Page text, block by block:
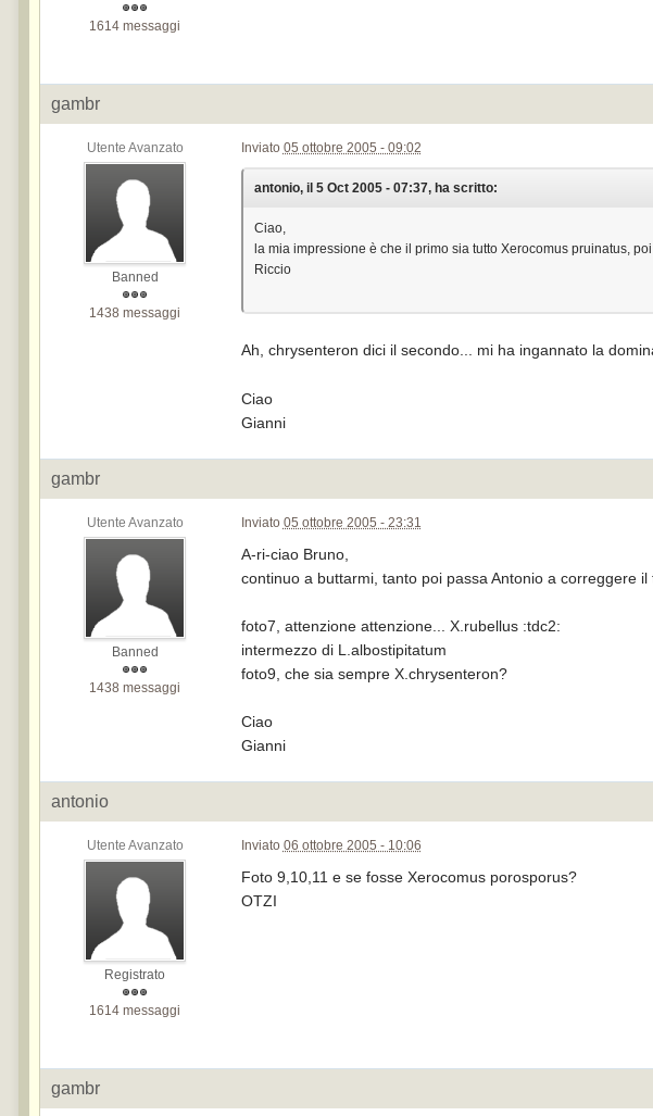
1614 messaggi
gambr
Utente Avanzato
Banned
1438 messaggi
Inviato 05 ottobre 2005 - 09:02
antonio, il 5 Oct 2005 - 07:37, ha scritto:
Ciao,
la mia impressione è che il primo sia tutto Xerocomus pruinatus,
Riccio
Ah, chrysenteron dici il secondo... mi ha ingannato la
Ciao
Gianni
gambr
Utente Avanzato
Banned
1438 messaggi
Inviato 05 ottobre 2005 - 23:31
A-ri-ciao Bruno,
continuo a buttarmi, tanto poi passa Antonio a correggere il
foto7, attenzione attenzione... X.rubellus :tdc2:
intermezzo di L.albostipitatum
foto9, che sia sempre X.chrysenteron?
Ciao
Gianni
antonio
Utente Avanzato
Registrato
1614 messaggi
Inviato 06 ottobre 2005 - 10:06
Foto 9,10,11 e se fosse Xerocomus porosporus?
OTZI
gambr